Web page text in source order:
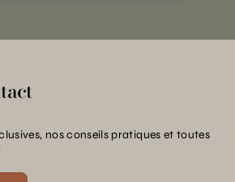
nos conseils pratiques et toutes